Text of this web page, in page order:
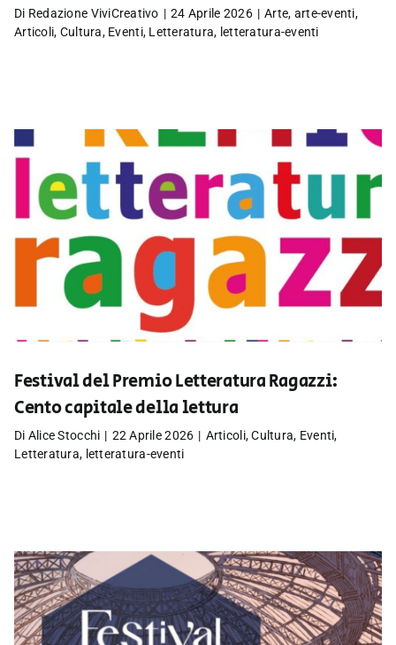
Di Redazione ViviCreativo | 24 Aprile 2026 | Arte, arte-eventi,
Articoli, Cultura, Eventi, Letteratura, letteratura-eventi
Festival del Premio Letteratura Ragazzi:
Cento capitale della lettura
Di Alice Stocchi | 22 Aprile 2026 | Articoli,Cultura, Eventi,
Letteratura, letteratura-eventi